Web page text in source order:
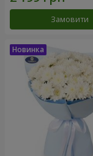
Замовити